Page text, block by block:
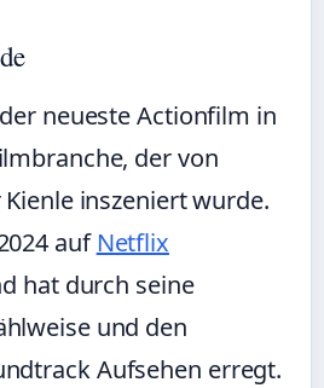
neueste Actionfilm in
der von
inszeniert wurde.
auf Netflix
hat durch seine
und den
Aufsehen erregt.